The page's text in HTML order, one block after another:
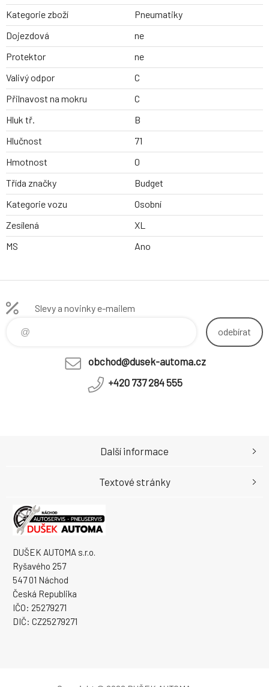
Kategorie zboží
Pneumatiky
Dojezdová
ne
Protektor
ne
Valivý odpor
C
Přilnavost na mokru
C
Hluk tř.
B
Hlučnost
71
Hmotnost
0
Třída značky
Budget
Kategorie vozu
Osobní
Zesílená
XL
MS
Ano
Slevy a novinky e-mailem
odebírat
obchod@dusek-automa.cz
+420 737 284 555
DUŠEK AUTOMA s.r.o.
Ryšavého 257
547 01 Náchod
Česká Republika
IČO: 25279271
DIČ: CZ25279271
Další informace
Textové stránky